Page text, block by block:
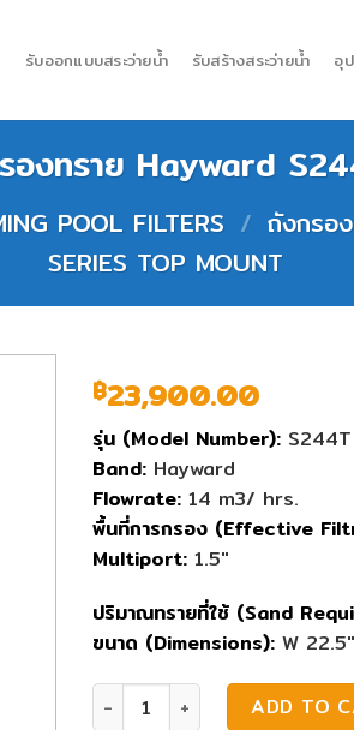
รับออกแบบสระว่ายน้ำ รับสร้างสระว่ายน้ำ อุ
องทราย Hayward
POOL FILTERS / ถังกรอ
SERIES TOP MOUNT
฿23,900.00
รุ่น (Model Number): S244T
Band: Hayward
Flowrate: 14 m3/ hrs.
พื้นที่การกรอง (Effective
Multiport: 1.5″
ปริมาณทรายที่ใช้ (Sand
ขนาด (Dimensions): W
ถังกรองทราย Hayward S244T
ADD TO